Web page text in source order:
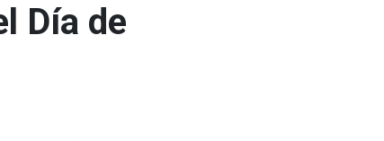
Día de